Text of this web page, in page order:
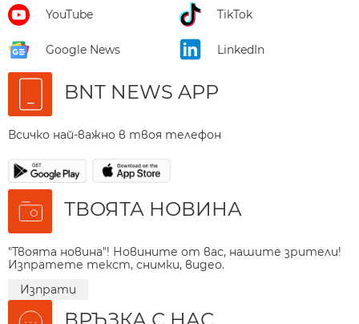
YouTube TikTok
Google News LinkedIn
BNT NEWS APP
Всичко най-важно в твоя телефон
ТВОЯТА НОВИНА
"Твоята новина"! Новините от вас, нашите зрители!
Изпратете текст, снимки, видео.
Изпрати
ВРЪЗКА С НАС